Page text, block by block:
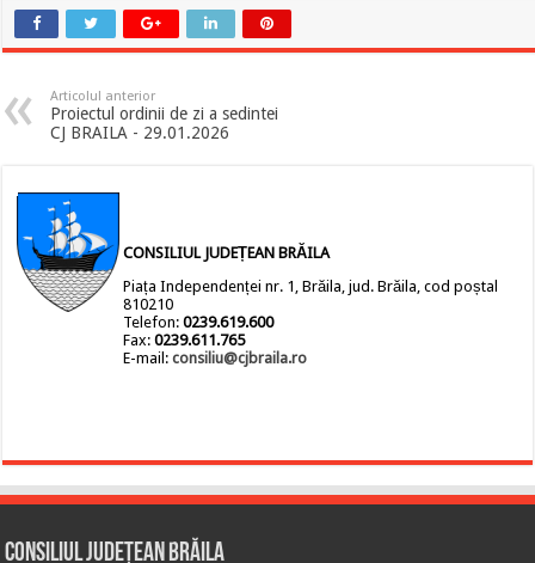
Articolul anterior
Proiectul ordinii de zi a sedintei
CJ BRAILA - 29.01.2026
CONSILIUL JUDEȚEAN BRĂILA
Piața Independenței nr. 1, Brăila, jud. Brăila, cod poștal
810210
Telefon:0239.619.600
Fax:0239.611.765
E-mail:consiliu@cjbraila.ro
Consiliul Județean Brăila